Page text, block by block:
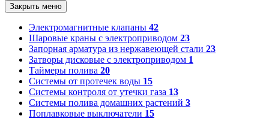
Закрыть меню
Электромагнитные клапаны 42
Шаровые краны с электроприводом 23
Запорная арматура из нержавеющей стали 23
Затворы дисковые с электроприводом 1
Таймеры полива 20
Системы от протечек воды 15
Системы контроля от утечки газа 13
Системы полива домашних растений 3
Поплавковые выключатели 15